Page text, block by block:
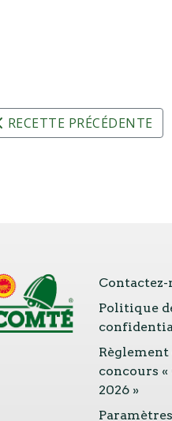
RECETTE PRÉCÉDENTE
Contactez-
Politique
Règlement
concours
2026 »